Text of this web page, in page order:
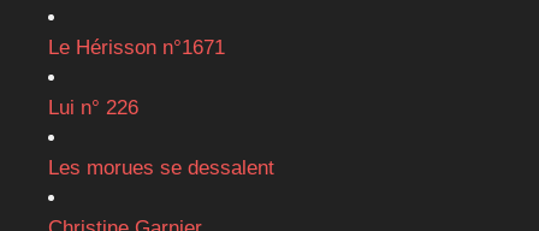
Le Hérisson n°1671
Lui n° 226
Les morues se dessalent